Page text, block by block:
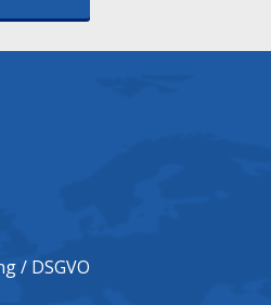
/ DSGVO